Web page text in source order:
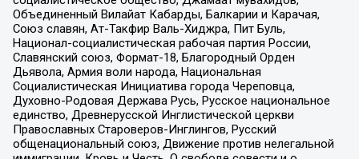
Объединенный Вилайат Кабарды, Балкарии и Карачая,
Союз славян, Ат-Такфир Валь-Хиджра, Пит Буль,
Национал-социалистическая рабочая партия России,
Славянский союз, Формат-18, Благородный Орден
Дьявола, Армия воли народа, Национальная
Социалистическая Инициатива города Череповца,
Духовно-Родовая Держава Русь, Русское национальное
единство, Древнерусской Инглистической церкви
Православных Староверов-Инглингов, Русский
общенациональный союз, Движение против нелегальной